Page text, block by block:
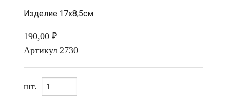
Изделие 17х8,5см
190,00 ₽
Артикул 2730
шт.